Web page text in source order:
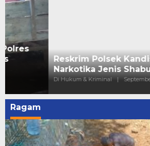
Reskrim Polsek Kandis
Narkotika Jenis Shabu, Pelaku
Di Hukum & Kriminal | September 27, 2025
Ragam